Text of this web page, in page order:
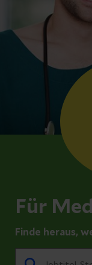
Für
Finde heraus,